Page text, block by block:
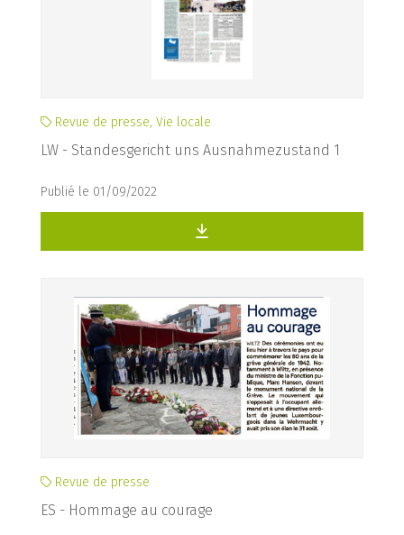
Revue de presse, Vie locale
LW - Standesgericht uns Ausnahmezustand 1
Publié le 01/09/2022
Revue de presse
ES - Hommage au courage